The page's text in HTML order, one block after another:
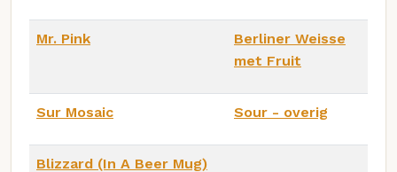
Mr. Pink
Berliner Weisse
met Fruit
Sur Mosaic Sour - overig
Blizzard (In A Beer Mug)